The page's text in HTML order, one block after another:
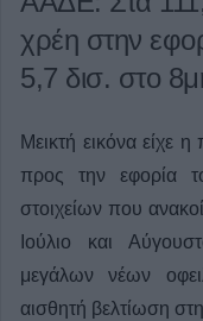
χρέη στην
5,7 δισ. στο
Μεικτή εικόνα είχε
προς την εφορία
στοιχείων που
Ιούλιο και
μεγάλων νέων
αισθητή βελτίωση